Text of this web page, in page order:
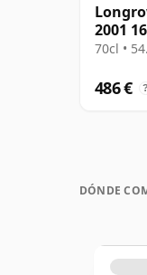
2001
70cl •
486 € ?
DÓNDE